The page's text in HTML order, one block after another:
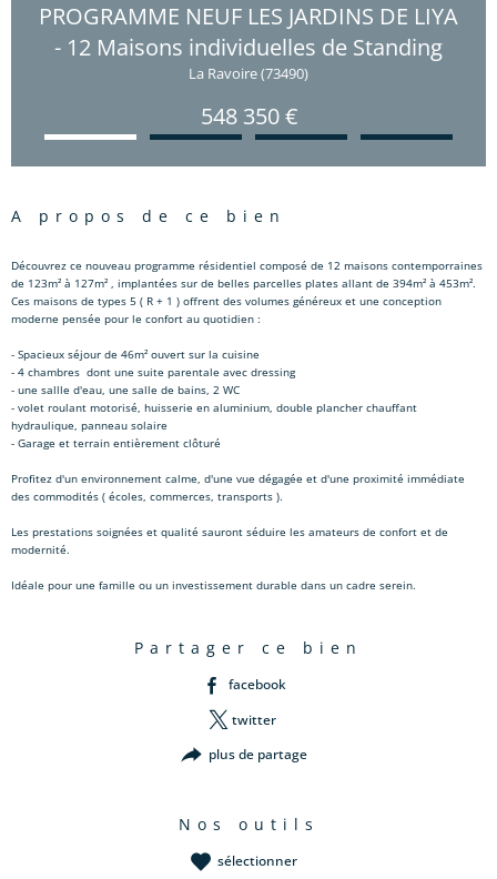
PROGRAMME NEUF LES JARDINS DE LIYA
- 12 Maisons individuelles de Standing
La Ravoire (73490)
548 350 €
a propos de ce bien
Découvrez ce nouveau programme résidentiel composé de 12 maisons contemporraines
de 123m² à 127m² , implantées sur de belles parcelles plates allant de 394m² à 453m².
Ces maisons de types 5 ( R + 1 ) offrent des volumes généreux et une conception
moderne pensée pour le confort au quotidien :
- Spacieux séjour de 46m² ouvert sur la cuisine
- 4 chambres dont une suite parentale avec dressing
- une sallle d'eau, une salle de bains, 2 WC
- volet roulant motorisé, huisserie en aluminium, double plancher chauffant
hydraulique, panneau solaire
- Garage et terrain entièrement clôturé
Profitez d'un environnement calme, d'une vue dégagée et d'une proximité immédiate
des commodités ( écoles, commerces, transports ).
Les prestations soignées et qualité sauront séduire les amateurs de confort et de
modernité.
Idéale pour une famille ou un investissement durable dans un cadre serein.
partager ce bien
facebook
twitter
plus de partage
nos outils
sélectionner